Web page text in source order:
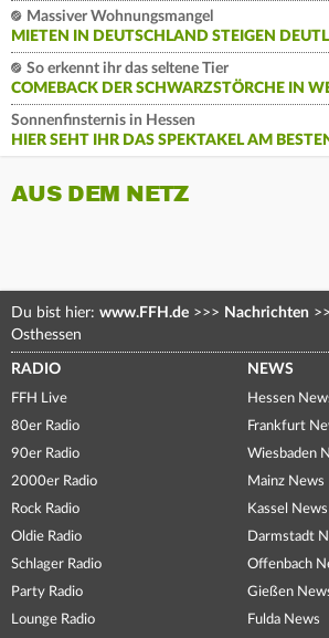
Massiver Wohnungsmangel
MIETEN IN DEUTSCHLAND STEIGEN
So erkennt ihr das seltene Tier
COMEBACK DER SCHWARZSTÖRCHE IN
Sonnenfinsternis in Hessen
HIER SEHT IHR DAS SPEKTAKEL AM
AUS DEM NETZ
Du bist hier: www.FFH.de >>> Nachrichten
Osthessen
RADIO
FFH Live
80er Radio
90er Radio
2000er Radio
Rock Radio
Oldie Radio
Schlager Radio
Party Radio
Lounge Radio
NEWS
Hessen
Frankfurt
Wiesbaden
Mainz News
Kassel News
Darmstadt
Offenbach
Gießen
Fulda News